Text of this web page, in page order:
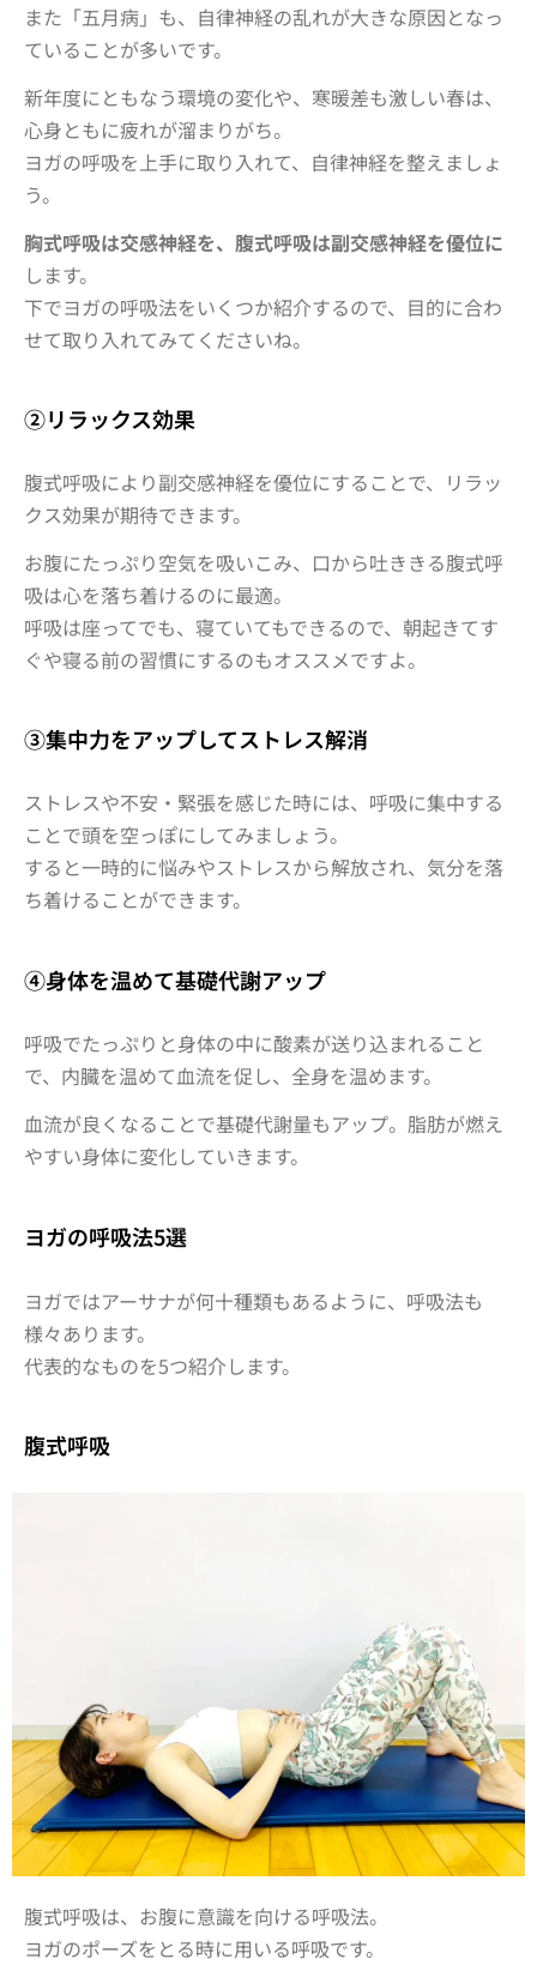
また「五月病」も、自律神経の乱れが大きな原因となっ
ていることが多いです。
新年度にともなう環境の変化や、寒暖差も激しい春は、
心身ともに疲れが溜まりがち。
ヨガの呼吸を上手に取り入れて、自律神経を整えましょ
う。
胸式呼吸は交感神経を、腹式呼吸は副交感神経を優位に
します。
下でヨガの呼吸法をいくつか紹介するので、目的に合わ
せて取り入れてみてくださいね。
②リラックス効果
腹式呼吸により副交感神経を優位にすることで、リラッ
クス効果が期待できます。
お腹にたっぷり空気を吸いこみ、口から吐ききる腹式呼
吸は心を落ち着けるのに最適。
呼吸は座ってでも、寝ていてもできるので、朝起きてす
ぐや寝る前の習慣にするのもオススメですよ。
③集中力をアップしてストレス解消
ストレスや不安・緊張を感じた時には、呼吸に集中する
ことで頭を空っぽにしてみましょう。
すると一時的に悩みやストレスから解放され、気分を落
ち着けることができます。
④身体を温めて基礎代謝アップ
呼吸でたっぷりと身体の中に酸素が送り込まれること
で、内臓を温めて血流を促し、全身を温めます。
血流が良くなることで基礎代謝量もアップ。脂肪が燃え
やすい身体に変化していきます。
ヨガの呼吸法5選
ヨガではアーサナが何十種類もあるように、呼吸法も
様々あります。
代表的なものを5つ紹介します。
腹式呼吸
腹式呼吸は、 お腹に意識を向ける呼吸法。
ヨガのポーズをとる時に用いる呼吸です。